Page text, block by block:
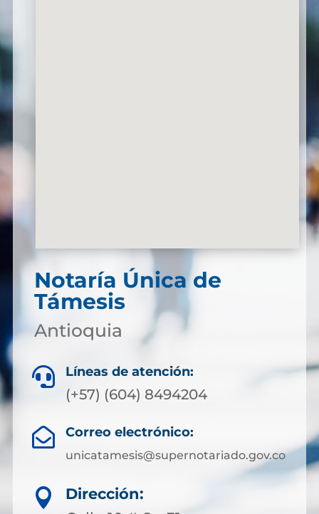
Notaría Única de
Támesis
Antioquia
 Líneas de atención:
(+57) (604) 8494204
 Correo electrónico:
unicatamesis@supernotariado.gov.co

Dirección: